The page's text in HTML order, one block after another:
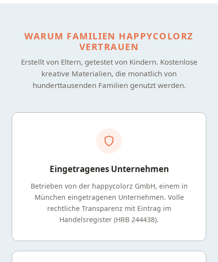
WARUM FAMILIEN HAPPYCOLORZ
VERTRAUEN
Erstellt von Eltern, getestet von Kindern. Kostenlose
kreative Materialien, die monatlich von
hunderttausenden Familien genutzt werden.
Eingetragenes Unternehmen
Betrieben von der happycolorz GmbH, einem in
München eingetragenen Unternehmen. Volle
rechtliche Transparenz mit Eintrag im
Handelsregister (HRB 244438).